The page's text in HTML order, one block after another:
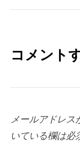
コメント
メールアドレス
いている欄は必